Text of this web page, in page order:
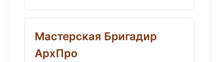
Мастерская Бригадир
АрхПро